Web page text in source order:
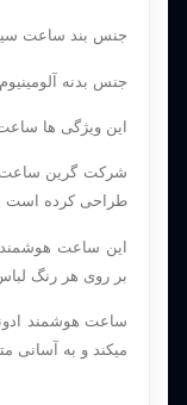
جنس بند ساعت
جنس بدنه آلومینیوم
این ویژگی ها
شرکت گرین ساعت
طراحی کرده است
این ساعت
بر روی هر رنگ
میکند و به